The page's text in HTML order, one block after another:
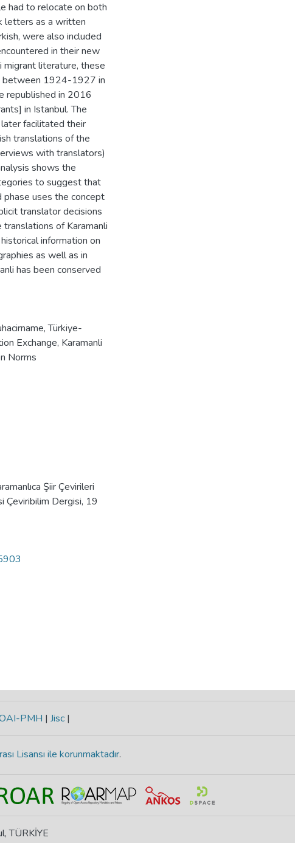
had to relocate on both
letters as a written
were also included
in their new
migrant literature, these
between 1924-1927 in
republished in 2016
in Istanbul. The
facilitated their
translations of the
with translators)
shows the
to suggest that
phase uses the concept
translator decisions
of Karamanli
information on
as well as in
has been conserved
,Türkiye-
Exchange, Karamanli
Norms
Şiir Çevirileri
Çeviribilim Dergisi, 19
PMH | Jisc |
Lisansı ile korunmaktadır.
TÜRKİYE